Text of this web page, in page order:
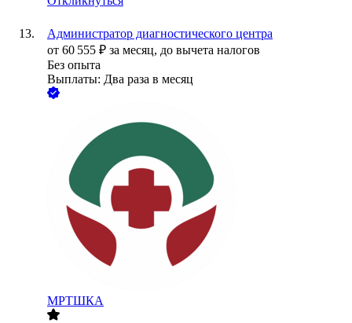
Администратор диагностического центра
от 60 555 ₽ за месяц, до вычета налогов
Без опыта
Выплаты: Два раза в месяц
МРТШКА